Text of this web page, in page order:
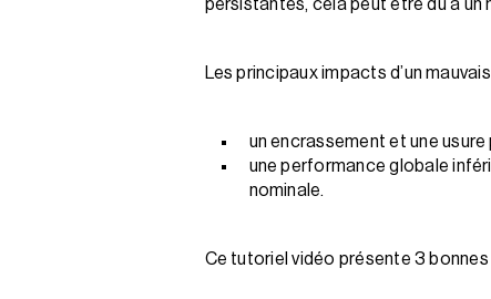
persistantes, cela peut être dû à un
Les principaux impacts d’un
un encrassement et une
une performance globale
nominale.
Ce tutoriel vidéo présente 3